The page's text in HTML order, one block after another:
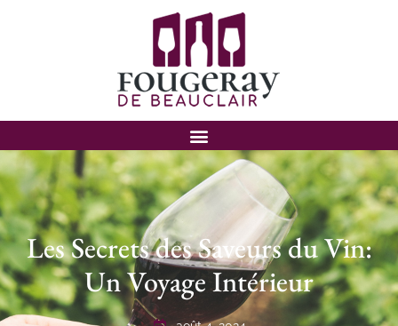
Les Secrets des Saveurs du Vin:
Un Voyage Intérieur